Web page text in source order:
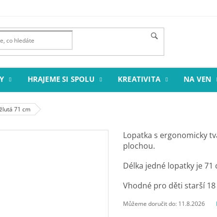
HRAJEME SI SPOLU KREATIVITA NA VEN
71 cm
Můžeme doručit do: 11.8.2026
Lopatka s ergonomicky
plochou.
Délka jedné lopatky je 71
Vhodné pro děti starší